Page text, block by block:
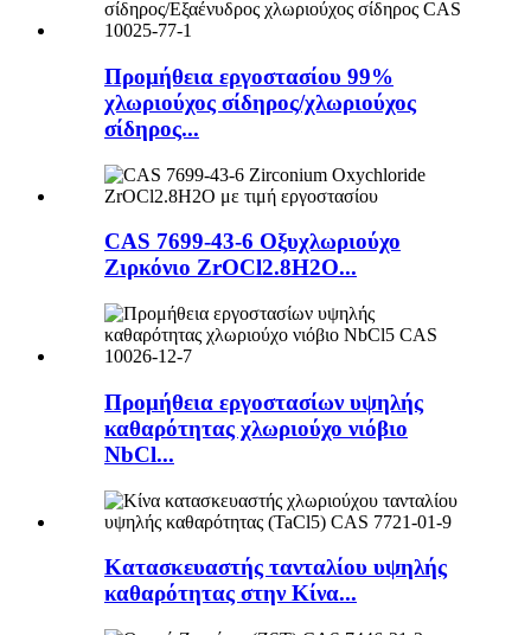
Προμήθεια εργοστασίου 99%
χλωριούχος σίδηρος/χλωριούχος
σίδηρος...
CAS 7699-43-6 Οξυχλωριούχο
Ζιρκόνιο ZrOCl2.8H2O...
Προμήθεια εργοστασίων υψηλής
καθαρότητας χλωριούχο νιόβιο
NbCl...
Κατασκευαστής τανταλίου υψηλής
καθαρότητας στην Κίνα...